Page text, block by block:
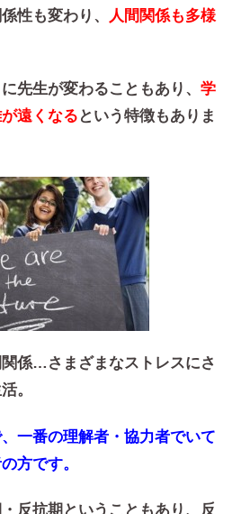
性も変わり、
人間関係も多様
先生が変わることもあり、 学
遠くなる という特徴もありま
係…さまざまなストレスにさ
。
一番の理解者・協力者でいて
方です。
反抗期ということもあり、反